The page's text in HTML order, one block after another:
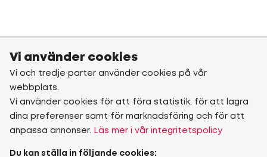
Vi använder cookies
Vi och tredje parter använder cookies på vår
webbplats.
Vi använder cookies för att föra statistik, för att lagra
dina preferenser samt för marknadsföring och för att
anpassa annonser.
Läs mer i vår integritetspolicy
Du kan ställa in följande cookies: